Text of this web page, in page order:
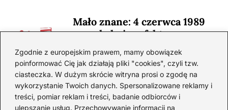
Zgodnie z europejskim prawem, mamy obowiązek
poinformować Cię jak działają pliki "cookies", czyli tzw.
ciasteczka. W dużym skrócie witryna prosi o zgodę na
wykorzystanie Twoich danych. Spersonalizowane reklamy i
treści, pomiar reklam i treści, badanie odbiorców i
ulepszanie usług. Przechowywanie informacji na
Mało znane: 4 czerwca 1989
— zaskakujące fakty
2026-08-03
Ciekawostki o 1. wojnie
światowej — mało znane
fakty i historie
2026-08-02